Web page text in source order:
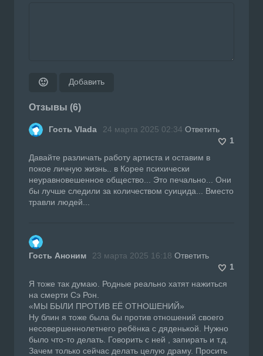
🙂 Добавить
Отзывы (6)
Гость Vlada 24 марта 2025 02:34 Ответить
1
Давайте различать работу артиста и оставим в
покое личную жизнь.. в Корее психически
неуравновешенное общество... Это печально... Они
бы лучше следили за количеством суицида... Вместо
травли людей...
Гость Аноним 23 марта 2025 16:18 Ответить
1
Я тоже так думаю. Родные реально хатят нажиться
на смерти Сэ Рон.
«МЫ БЫЛИ ПРОТИВ ЕЁ ОТНОШЕНИЙ»
Ну блин я тоже была бы против отношений своего
несовершеннолетнего ребёнка с дяденькой. Нужно
было что-то делать. Говорить с ней , запирать и т.д.
Зачем только сейчас делать целую драму. Просить